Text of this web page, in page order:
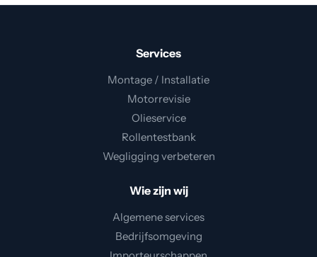
Services
Montage / Installatie
Motorrevisie
Olieservice
Rollentestbank
Wegligging verbeteren
Wie zijn wij
Algemene services
Bedrijfsomgeving